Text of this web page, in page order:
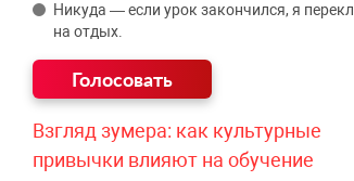
Никуда — если урок закончился, я
на отдых.
Взгляд зумера: как культурные
привычки влияют на обучение